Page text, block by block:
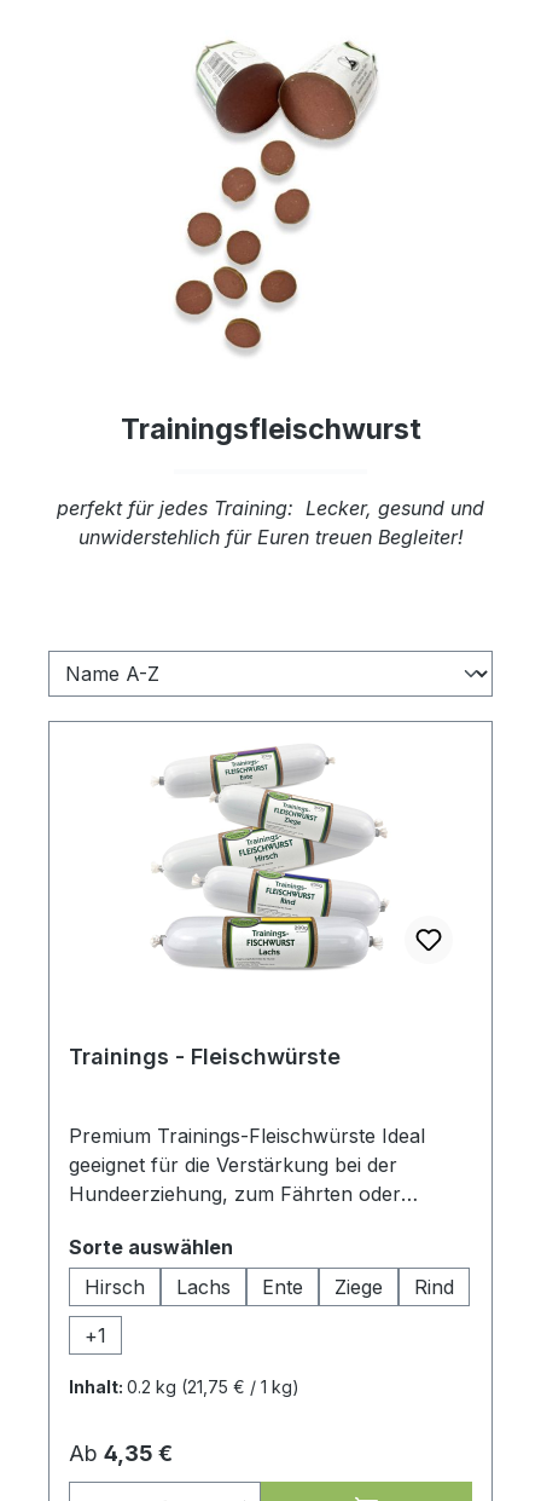
Trainingsfleischwurst
perfekt für jedes Training: Lecker, gesund und
unwiderstehlich für Euren treuen Begleiter!
Trainings - Fleischwürste
Premium Trainings-Fleischwürste Ideal
geeignet für die Verstärkung bei der
Hundeerziehung, zum Fährten oder
Für all diese Herausforderungen haben wir
unsere "Max-Hamsters-Trainings-
Fleischwürste". Gemeinsame Merkmale
aller Sorten: Aus Zutaten in
von Farbstoffen, Geschmacksverstärkern
Fleisch ohne Innereien und Knochen -
Monoprotein Leicht zu portionieren
Sorte auswählen
Hirsch
Lachs Ente Ziege
Rind
+1
Inhalt: 0.2 kg (21,75 € / 1 kg)
Regulärer Preis:
Ab 4,35 €